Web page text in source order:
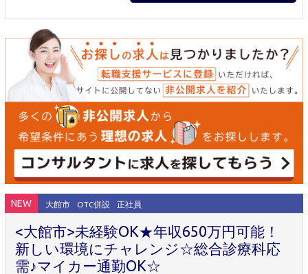
NEW 大館市 OTC併設 正社員
<大館市>未経験OK★年収650万円可能！
新しい環境にチャレンジ☆総合診療科応
需♪マイカー通勤OK☆